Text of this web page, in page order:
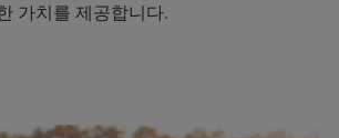
가치를 제공합니다.